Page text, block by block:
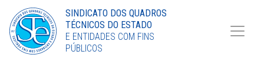
Torne-se Sócio
LinkedIn
SINDICATO DOS QUADROS
TÉCNICOS DO ESTADO
E ENTIDADES COM FINS
PÚBLICOS